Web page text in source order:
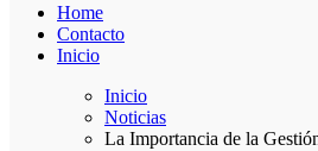
Home
Contacto
Inicio
Inicio
Noticias
La Importancia de la